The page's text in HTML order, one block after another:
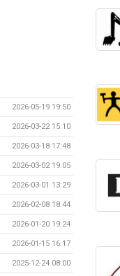
2026-05-19 19:50
2026-03-22 15:10
2026-03-18 17:48
2026-03-02 19:05
2026-03-01 13:29
2026-02-08 18:44
2026-01-20 19:24
2026-01-15 16:17
2025-12-24 08:00